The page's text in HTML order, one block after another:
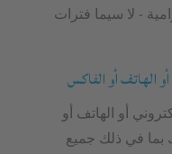
- لا سيما فترات
الهاتف أو الفاكس
أو الهاتف أو
بما في ذلك جميع